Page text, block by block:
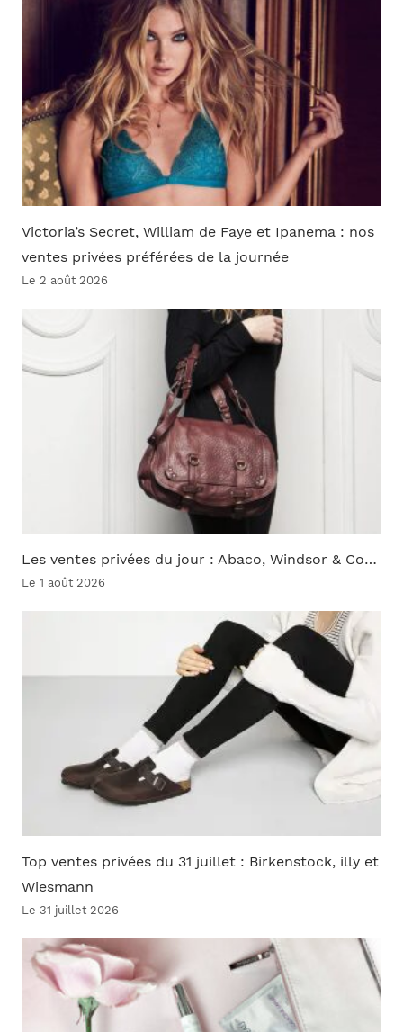
Victoria’s Secret, William de Faye et Ipanema : nos
ventes privées préférées de la journée
Le 2 août 2026
Les ventes privées du jour : Abaco, Windsor & Co…
Le 1 août 2026
Top ventes privées du 31 juillet : Birkenstock, illy et
Wiesmann
Le 31 juillet 2026